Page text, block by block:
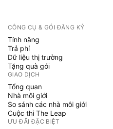
CÔNG CỤ & GÓI ĐĂNG KÝ
Tính năng
Trả phí
Dữ liệu thị trường
Tặng quà gói
GIAO DỊCH
Tổng quan
Nhà môi giới
So sánh các nhà môi giới
Cuộc thi The Leap
ƯU ĐÃI ĐẶC BIỆT